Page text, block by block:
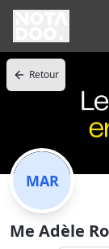
Retour
MAR
Me Adèle